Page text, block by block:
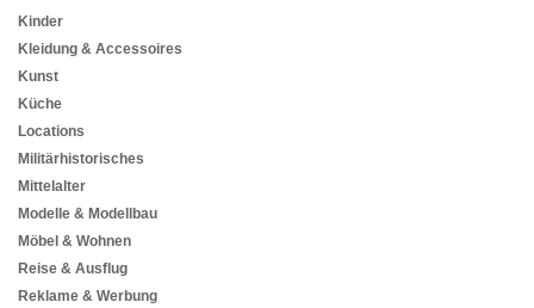
Kinder
Kleidung & Accessoires
Kunst
Küche
Locations
Militärhistorisches
Mittelalter
Modelle & Modellbau
Möbel & Wohnen
Reise & Ausflug
Reklame & Werbung